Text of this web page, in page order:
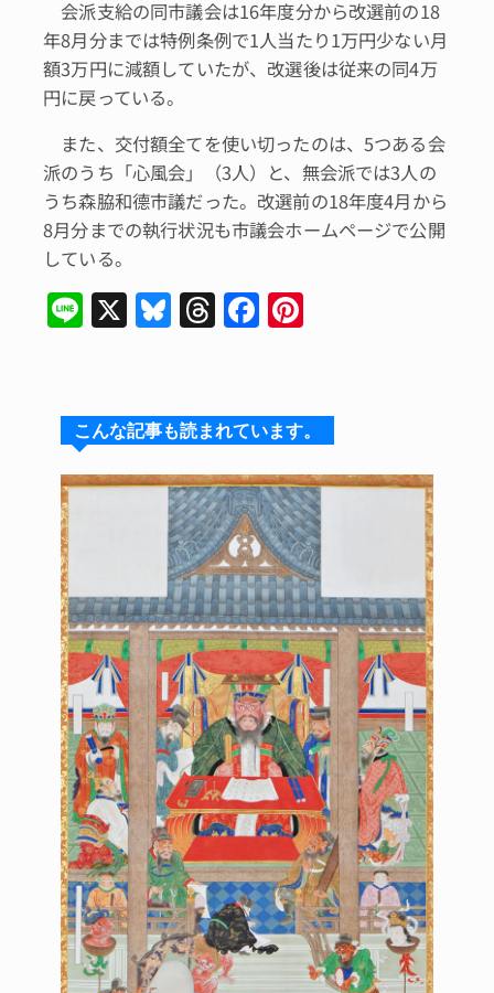
会派支給の同市議会は16年度分から改選前の18
年8月分までは特例条例で1人当たり1万円少ない月
額3万円に減額していたが、改選後は従来の同4万
円に戻っている。
また、交付額全てを使い切ったのは、5つある会
派のうち「心風会」（3人）と、無会派では3人の
うち森脇和德市議だった。改選前の18年度4月から
8月分までの執行状況も市議会ホームページで公開
している。
Li
n
X Bl
u
s
k
y
T
hr
a
d
s
F
a
e
b
o
o
k
re
st
こんな記事も読まれています。